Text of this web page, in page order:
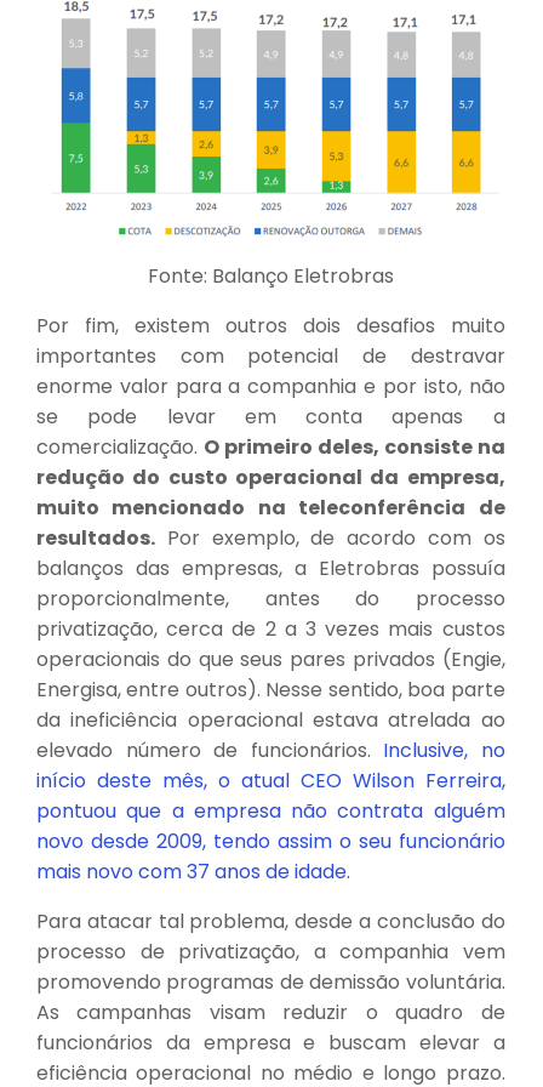
Fonte: Balanço Eletrobras
Por fim, existem outros dois desafios muito
importantes com potencial de destravar
enorme valor para a companhia e por isto, não
se pode levar em conta apenas a
comercialização. O primeiro deles, consiste na
redução do custo operacional da empresa,
muito mencionado na teleconferência de
resultados. Por exemplo, de acordo com os
balanços das empresas, a Eletrobras possuía
proporcionalmente, antes do processo
privatização, cerca de 2 a 3 vezes mais custos
operacionais do que seus pares privados (Engie,
Energisa, entre outros). Nesse sentido, boa parte
da ineficiência operacional estava atrelada ao
elevado número de funcionários. Inclusive, no
início deste mês, o atual CEO Wilson Ferreira,
pontuou que a empresa não contrata alguém
novo desde 2009, tendo assim o seu funcionário
mais novo com 37 anos de idade.
Para atacar tal problema, desde a conclusão do
processo de privatização, a companhia vem
promovendo programas de demissão voluntária.
As campanhas visam reduzir o quadro de
funcionários da empresa e buscam elevar a
eficiência operacional no médio e longo prazo.